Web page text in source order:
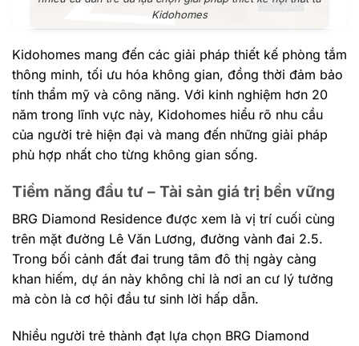
Kidohomes
Kidohomes mang đến các giải pháp thiết kế phòng tắm
thông minh, tối ưu hóa không gian, đồng thời đảm bảo
tính thẩm mỹ và công năng. Với kinh nghiệm hơn 20
năm trong lĩnh vực này, Kidohomes hiểu rõ nhu cầu
của người trẻ hiện đại và mang đến những giải pháp
phù hợp nhất cho từng không gian sống.
Tiềm năng đầu tư – Tài sản giá trị bền vững
BRG Diamond Residence được xem là vị trí cuối cùng
trên mặt đường Lê Văn Lương, đường vành đai 2.5.
Trong bối cảnh đất đai trung tâm đô thị ngày càng
khan hiếm, dự án này không chỉ là nơi an cư lý tưởng
mà còn là cơ hội đầu tư sinh lời hấp dẫn.
Nhiều người trẻ thành đạt lựa chọn BRG Diamond